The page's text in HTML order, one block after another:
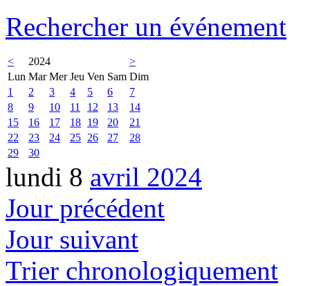
Rechercher un événement
< 2024
>
Lun Mar Mer Jeu Ven Sam Dim
1
2 3 4 5 6
7
8
9 10 11 12 13
14
15
16 17 18 19 20
21
22
23 24 25 26 27
28
29
30
lundi 8 avril 2024
Jour précédent
Jour suivant
Trier chronologiquement